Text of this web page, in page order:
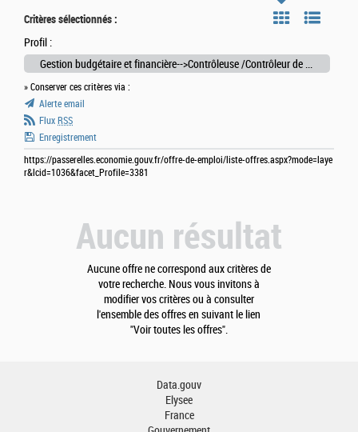
Critères sélectionnés :
Profil :
Gestion budgétaire et financière-->Contrôleuse /Contrôleur de gestion
» Conserver ces critères via :
Alerte email
Flux RSS
Enregistrement
https://passerelles.economie.gouv.fr/offre-de-emploi/liste-offres.aspx?mode=laye
r&lcid=1036&facet_Profile=3381
Aucun résultat
Aucune offre ne correspond aux critères de
votre recherche. Nous vous invitons à
modifier vos critères ou à consulter
l'ensemble des offres en suivant le lien
"Voir toutes les offres".
Data.gouv
Elysee
France